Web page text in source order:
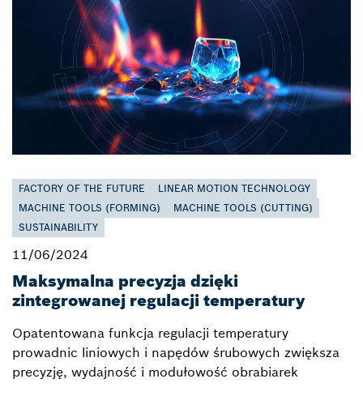
FACTORY OF THE FUTURE
LINEAR MOTION TECHNOLOGY
MACHINE TOOLS (FORMING)
MACHINE TOOLS (CUTTING)
SUSTAINABILITY
11/06/2024
Maksymalna precyzja dzięki
zintegrowanej regulacji temperatury
Opatentowana funkcja regulacji temperatury
prowadnic liniowych i napędów śrubowych zwiększa
precyzję, wydajność i modułowość obrabiarek